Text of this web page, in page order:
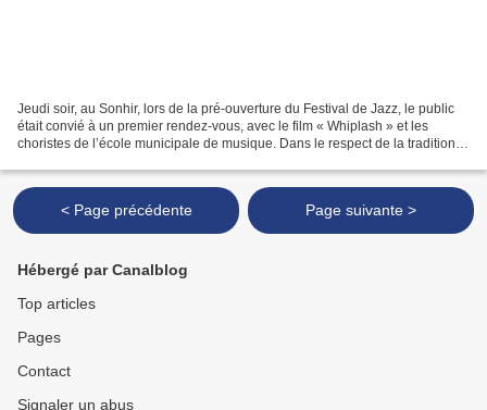
Jeudi soir, au Sonhir, lors de la pré-ouverture du Festival de Jazz, le public
était convié à un premier rendez-vous, avec le film « Whiplash » et les
choristes de l’école municipale de musique. Dans le respect de la tradition,
< Page précédente Page suivante >
Hébergé par Canalblog
Top articles
Pages
Contact
Signaler un abus